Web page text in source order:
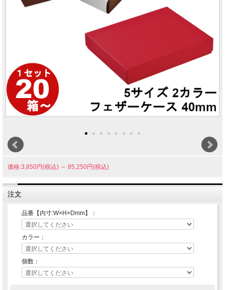
価格:3,850円(税込) ～ 85,250円(税込)
注文
品番【内寸:W×H×Dmm】：
カラー：
個数：